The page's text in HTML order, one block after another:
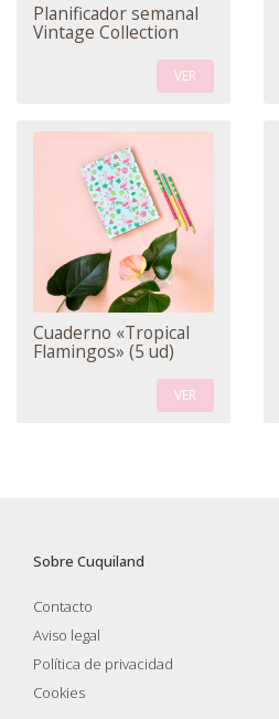
Planificador semanal
Vintage Collection
VER
Cuaderno «Tropical
Flamingos» (5 ud)
VER
Sobre Cuquiland
Contacto
Aviso legal
Política de privacidad
Cookies